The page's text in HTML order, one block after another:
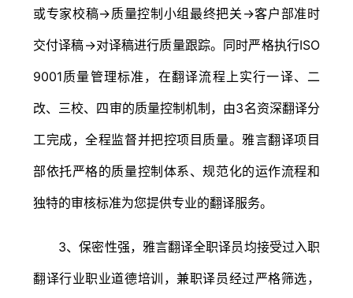
或专家校稿→质量控制小组最终把关→客户部准时
交付译稿→对译稿进行质量跟踪。同时严格执行ISO
9001质量管理标准，在翻译流程上实行一译、二
改、三校、四审的质量控制机制，由3名资深翻译分
工完成，全程监督并把控项目质量。雅言翻译项目
部依托严格的质量控制体系、规范化的运作流程和
独特的审核标准为您提供专业的翻译服务。
3、保密性强，雅言翻译全职译员均接受过入职
翻译行业职业道德培训，兼职译员经过严格筛选，